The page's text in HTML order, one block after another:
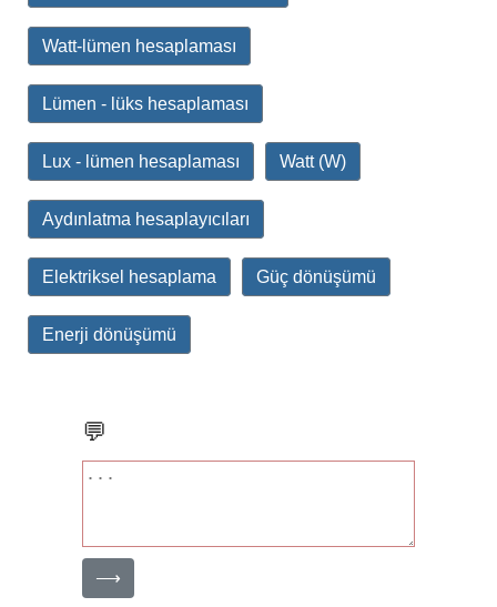
Watt-lümen hesaplaması
Lümen - lüks hesaplaması
Lux - lümen hesaplaması Watt (W)
Aydınlatma hesaplayıcıları
Elektriksel hesaplama Güç dönüşümü
Enerji dönüşümü
💬
⟶